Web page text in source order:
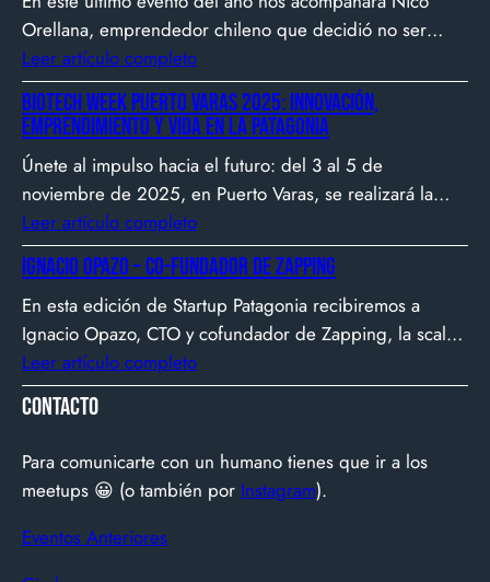
Orellana, emprendedor chileno que decidió no ser
gerente, sino constructor de impacto. Desde que en
2007 fundó Webprendedor (¡un visionario!), evento
que buscó dar visibilidad al emprendimiento
tecnológico en Chile, hasta fundar Welcu, la primera
empresa latinoamericana acelerada por 500 Startups en
Silicon Valley.
Leer artículo completo
Biotech Week Puerto Varas 2025: Innovación,
emprendimiento y vida en la Patagonia
Únete al impulso hacia el futuro: del 3 al 5 de
noviembre de 2025, en Puerto Varas, se realizará la
Biotech Week Puerto Varas 2025 donde la
biotecnología, el emprendimiento y el entorno
patagónico convergen para transformar ideas en
impacto.
Leer artículo completo
Ignacio Opazo – Co-Fundador de Zapping
En esta edición de Startup Patagonia recibiremos a
Ignacio Opazo, CTO y cofundador de Zapping, la scale-
up chilena que está cambiando la manera en que
América Latina ve televisión. ​Zapping nació con una idea
simple y potente: ofrecer una experiencia de TV por
internet fluida, sin decodificadores ni contratos, y hoy
suma más de 600…
Leer artículo completo
Contacto
Para comunicarte con un humano tienes que ir a los
meetups 😀 (o también por Instagram).
Eventos Anteriores